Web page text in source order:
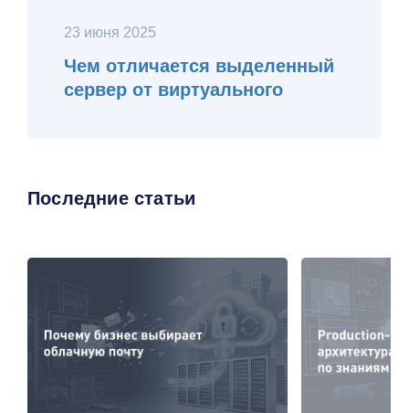
23 июня 2025
Чем отличается выделенный
сервер от виртуального
Последние статьи